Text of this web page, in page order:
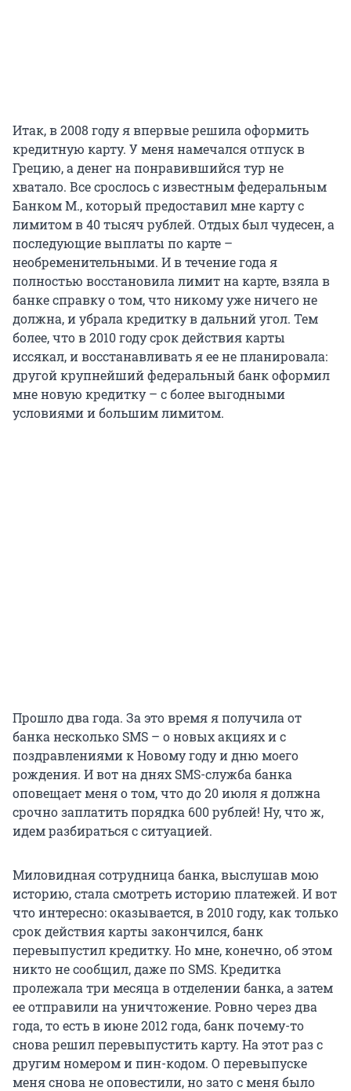
Итак, в 2008 году я впервые решила оформить
кредитную карту. У меня намечался отпуск в
Грецию, а денег на понравившийся тур не
хватало. Все срослось с известным федеральным
Банком М., который предоставил мне карту с
лимитом в 40 тысяч рублей. Отдых был чудесен, а
последующие выплаты по карте –
необременительными. И в течение года я
полностью восстановила лимит на карте, взяла в
банке справку о том, что никому уже ничего не
должна, и убрала кредитку в дальний угол. Тем
более, что в 2010 году срок действия карты
иссякал, и восстанавливать я ее не планировала:
другой крупнейший федеральный банк оформил
мне новую кредитку – с более выгодными
условиями и большим лимитом.
Прошло два года. За это время я получила от
банка несколько SMS – о новых акциях и с
поздравлениями к Новому году и дню моего
рождения. И вот на днях SMS-служба банка
оповещает меня о том, что до 20 июля я должна
срочно заплатить порядка 600 рублей! Ну, что ж,
идем разбираться с ситуацией.
Миловидная сотрудница банка, выслушав мою
историю, стала смотреть историю платежей. И вот
что интересно: оказывается, в 2010 году, как только
срок действия карты закончился, банк
перевыпустил кредитку. Но мне, конечно, об этом
никто не сообщил, даже по SMS. Кредитка
пролежала три месяца в отделении банка, а затем
ее отправили на уничтожение. Ровно через два
года, то есть в июне 2012 года, банк почему-то
снова решил перевыпустить карту. На этот раз с
другим номером и пин-кодом. О перевыпуске
меня снова не оповестили, но зато с меня было